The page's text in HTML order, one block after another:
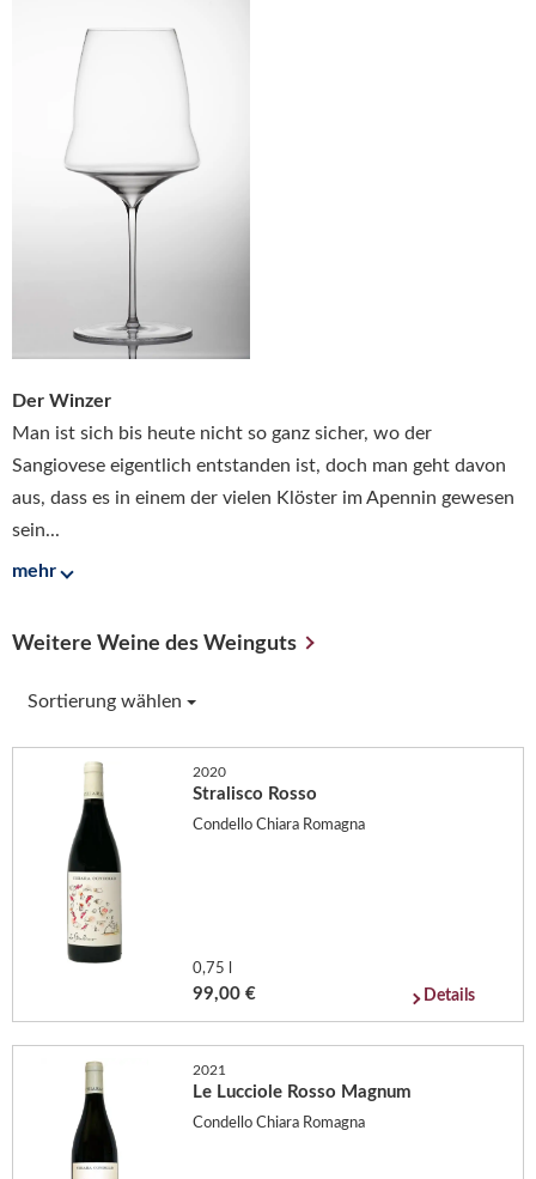
Der Winzer
Man ist sich bis heute nicht so ganz sicher, wo der
Sangiovese eigentlich entstanden ist, doch man geht davon
aus, dass es in einem der vielen Klöster im Apennin gewesen
sein...
mehr
Weitere Weine des Weinguts
Sortierung wählen
2020
Stralisco Rosso
Condello Chiara Romagna
0,75 l
99,00 € Details
2021
Le Lucciole Rosso Magnum
Condello Chiara Romagna